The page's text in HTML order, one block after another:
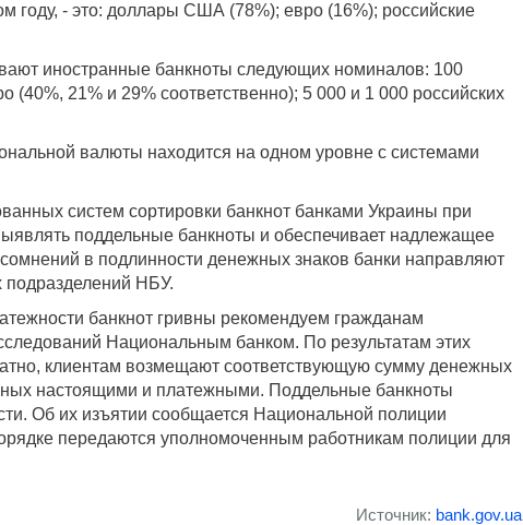
году, - это: доллары США (78%); евро (16%); российские
иностранные банкноты следующих номиналов: 100
21% и 29% соответственно); 5 000 и 1 000 российских
валюты находится на одном уровне с системами
систем сортировки банкнот банками Украины при
поддельные банкноты и обеспечивает надлежащее
в подлинности денежных знаков банки направляют
подразделений НБУ.
банкнот гривны рекомендуем гражданам
Национальным банком. По результатам этих
клиентам возмещают соответствующую сумму денежных
настоящими и платежными. Поддельные банкноты
Об их изъятии сообщается Национальной полиции
передаются уполномоченным работникам полиции для
Источник: bank.gov.ua